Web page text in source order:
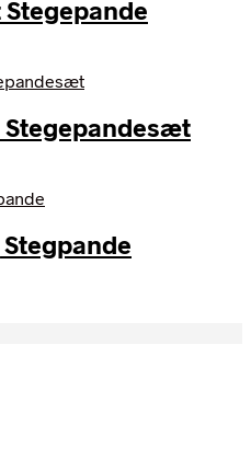
Stegepandesæt